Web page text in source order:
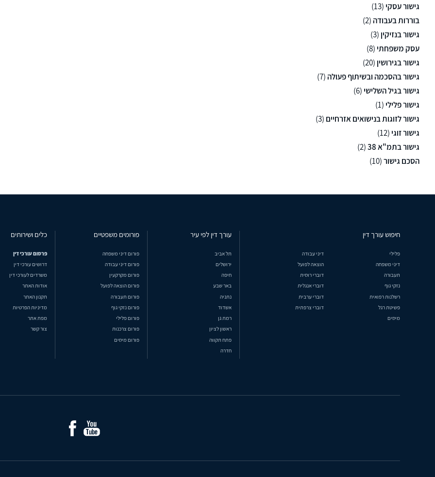
גישור עסקי (13)
בוררות בעבודה (2)
גישור בנזיקין (3)
עסק משפחתי (8)
גישור בגירושין (20)
גישור בהסכמה ובשיתוף פעולה (7)
גישור בגיל השלישי (6)
גישור פלילי (1)
גישור לזוגות בנישואים אזרחיים (3)
גישור זוגי (12)
גישור בתמ"א 38
(2)
הסכם גישור(10)
חיפוש עורך דין
פלילי
דיני עבודה
דיני משפחה
הוצאה לפועל
תעבורה
דוברי רוסית
נזקי גוף
דוברי אנגלית
רשלנות רפואית
דוברי ערבית
פשיטת רגל
דוברי צרפתית
מיסים
עורך דין לפי עיר
תל אביב
ירושלים
חיפה
באר שבע
נתניה
אשדוד
רמת גן
ראשון לציון
פתח תקווה
חדרה
פורומים משפטיים
פורום דיני משפחה
פורום דיני עבודה
פורום מקרקעין
פורום הוצאה לפועל
פורום תעבורה
פורום נזקי גוף
פורום פלילי
פורום צרכנות
פורום מיסים
כלים ושירותים
פרסום עורכי דין
דרושים עורכי דין
משרדים לעורכי דין
אודות האתר
תקנון האתר
מדיניות הפרטיות
מפת אתר
צור קשר